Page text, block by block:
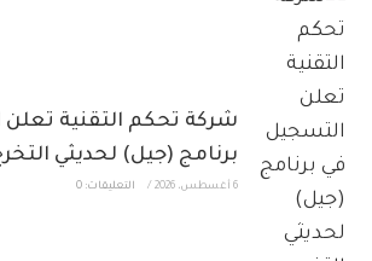
شركة تحكم التقنية
برنامج (جيل) لحديثي
6 أغسطس، 2026 / التعليقات: 0